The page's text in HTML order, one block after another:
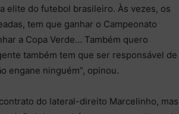
elite do futebol brasileiro. Às vezes, os
tem que ganhar o Campeonato
a Copa Verde… Também quero
também tem que ser responsável de
engane ninguém”, opinou.
do lateral-direito Marcelinho, mas